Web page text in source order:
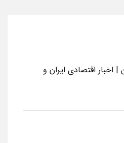
| اخبار اقتصادی ایران و